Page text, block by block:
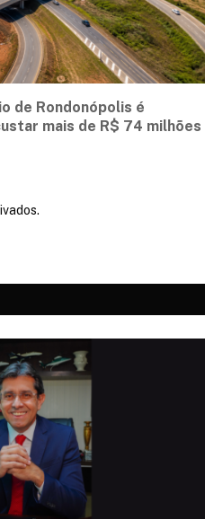
de Rondonópolis é
mais de R$ 74 milhões